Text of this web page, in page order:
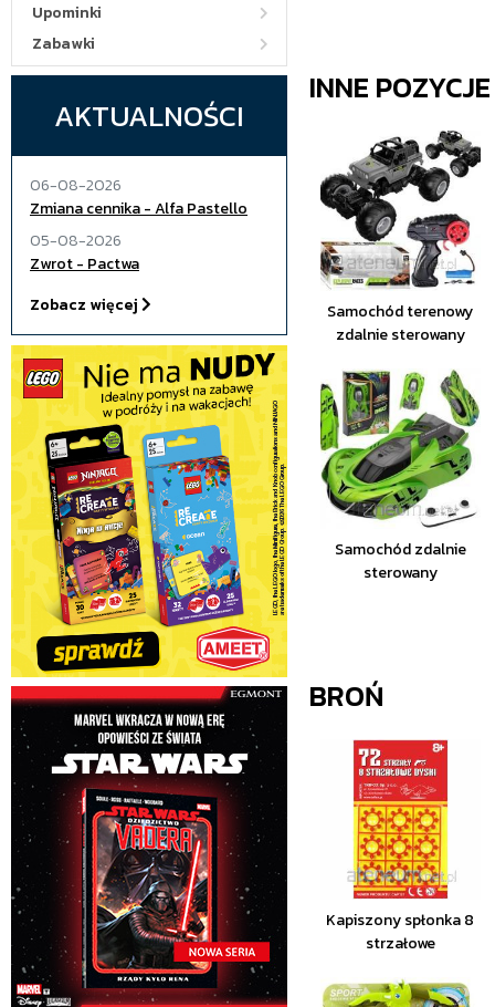
Upominki
Zabawki
AKTUALNOŚCI
06-08-2026
Zmiana cennika - Alfa Pastello
05-08-2026
Zwrot - Pactwa
Zobacz więcej
INNE
Samochód terenowy
zdalnie sterowany
Samochód zdalnie
sterowany
BROŃ
Kapiszony spłonka 8
strzałowe